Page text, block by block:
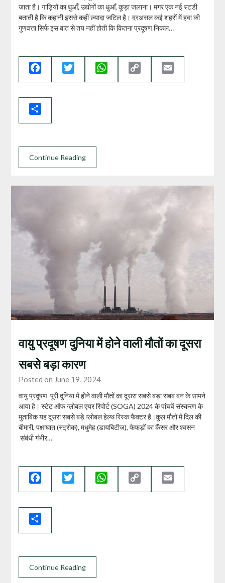
जाता है। गाड़ियों का धुआँ, उद्योगों का धुआँ, कूड़ा जलाना। मगर एक नई स्टडी
बताती है कि कहानी इससे कहीं ज़्यादा जटिल है। दरअसल कई शहरों में हवा की
गुणवत्ता सिर्फ इस बात से तय नहीं होती कि कितना प्रदूषण निकल…
Facebook Twitter WhatsApp
Link
Continue Reading
वायु प्रदूषण दुनिया में होने वाली मौतों का दूसरा
सबसे बड़ा कारण
Posted on June 19, 2024
वायु प्रदूषण पूरी दुनिया में होने वाली मौतों का दूसरा सबसे बड़ा सबब बन के सामने
आया है। स्‍टेट ऑफ ग्‍लोबल एयर रिपोर्ट (SOGA) 2024 के पांचवें संस्करण के
मुताबिक यह दूसरा सबसे बड़े ग्लोबल हेल्थ रिस्क फैक्टर है।कुल मौतों में दिल की
बीमारी, पक्षाघात (स्‍ट्रोक), मधुमेह (डायबिटीज), फेफड़ों का कैंसर और श्वसन
संबंधी गंभीर…
Facebook Twitter WhatsApp
Link
Continue Reading